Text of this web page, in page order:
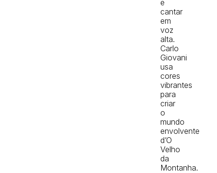
e
cantar
em
voz
alta.
Carlo
Giovani
usa
cores
vibrantes
para
criar
o
mundo
envolvente
d’O
Velho
da
Montanha.